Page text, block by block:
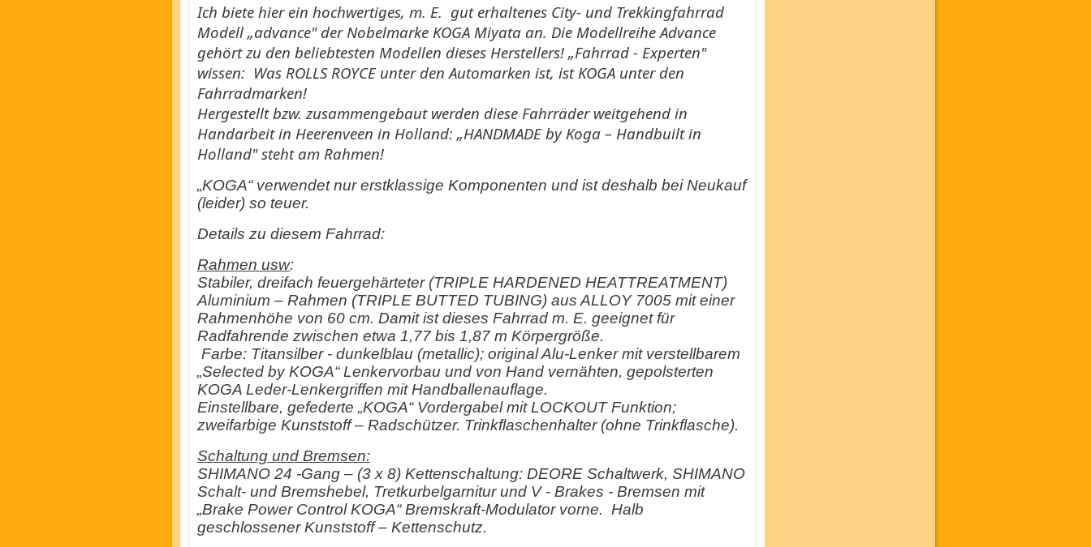
Ich biete hier ein hochwertiges, m. E. gut erhaltenes City- und Trekkingfahrrad
Modell „advance" der Nobelmarke KOGA Miyata an. Die Modellreihe Advance
gehört zu den beliebtesten Modellen dieses Herstellers! „Fahrrad - Experten"
wissen: Was ROLLS ROYCE unter den Automarken ist, ist KOGA unter den
Fahrradmarken!
Hergestellt bzw. zusammengebaut werden diese Fahrräder weitgehend in
Handarbeit in Heerenveen in Holland: „HANDMADE by Koga – Handbuilt in
Holland" steht am Rahmen!
„KOGA“ verwendet nur erstklassige Komponenten und ist deshalb bei Neukauf
(leider) so teuer.
Details zu diesem Fahrrad:
Rahmen usw:
Stabiler, dreifach feuergehärteter (TRIPLE HARDENED HEATTREATMENT)
Aluminium – Rahmen (TRIPLE BUTTED TUBING) aus ALLOY 7005 mit einer
Rahmenhöhe von 60 cm. Damit ist dieses Fahrrad m. E. geeignet für
Radfahrende zwischen etwa 1,77 bis 1,87 m Körpergröße.
Farbe: Titansilber - dunkelblau (metallic); original Alu-Lenker mit verstellbarem
„Selected by KOGA“ Lenkervorbau und von Hand vernähten, gepolsterten
KOGA Leder-Lenkergriffen mit Handballenauflage.
Einstellbare, gefederte „KOGA“ Vordergabel mit LOCKOUT Funktion;
zweifarbige Kunststoff – Radschützer. Trinkflaschenhalter (ohne Trinkflasche).
Schaltung und Bremsen:
SHIMANO 24 -Gang – (3 x 8) Kettenschaltung: DEORE Schaltwerk, SHIMANO
Schalt- und Bremshebel, Tretkurbelgarnitur und V - Brakes - Bremsen mit
„Brake Power Control KOGA“ Bremskraft-Modulator vorne. Halb
geschlossener Kunststoff – Kettenschutz.